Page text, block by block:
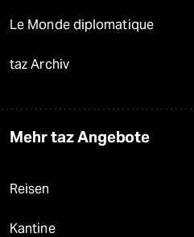
Le Monde diplomatique
taz Archiv
Mehr taz Angebote
Reisen
Kantine